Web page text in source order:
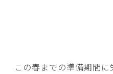
この春までの準備期間